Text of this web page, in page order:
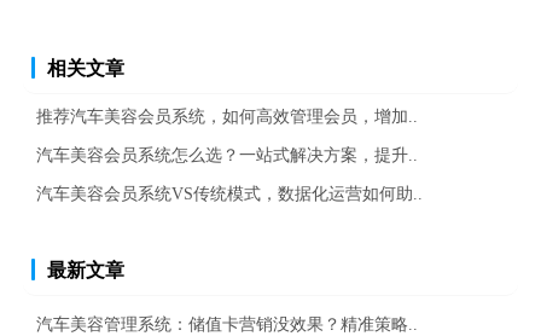
相关文章
推荐汽车美容会员系统，如何高效管理会员，增加..
汽车美容会员系统怎么选？一站式解决方案，提升..
汽车美容会员系统VS传统模式，数据化运营如何助..
最新文章
汽车美容管理系统：储值卡营销没效果？精准策略..